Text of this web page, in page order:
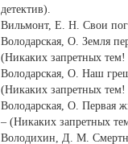
детектив).
Вильмонт, Е. Н. Свои
Володарская, О. Земля
(Никаких запретных
Володарская, О. Наш
(Никаких запретных
Володарская, О. Первая
– (Никаких запретных
Володихин, Д. М.